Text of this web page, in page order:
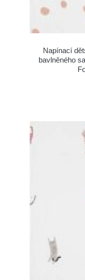
Napínací
bavlněného